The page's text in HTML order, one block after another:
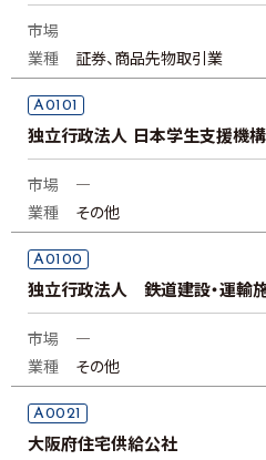
市場
業種
証券、商品先物取引業
A0101
独立行政法人 日本学生支援機構
市場
―
業種
その他
A0100
独立行政法人 鉄道建設・運輸
市場
―
業種
その他
A0021
大阪府住宅供給公社